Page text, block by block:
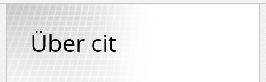
Über cit